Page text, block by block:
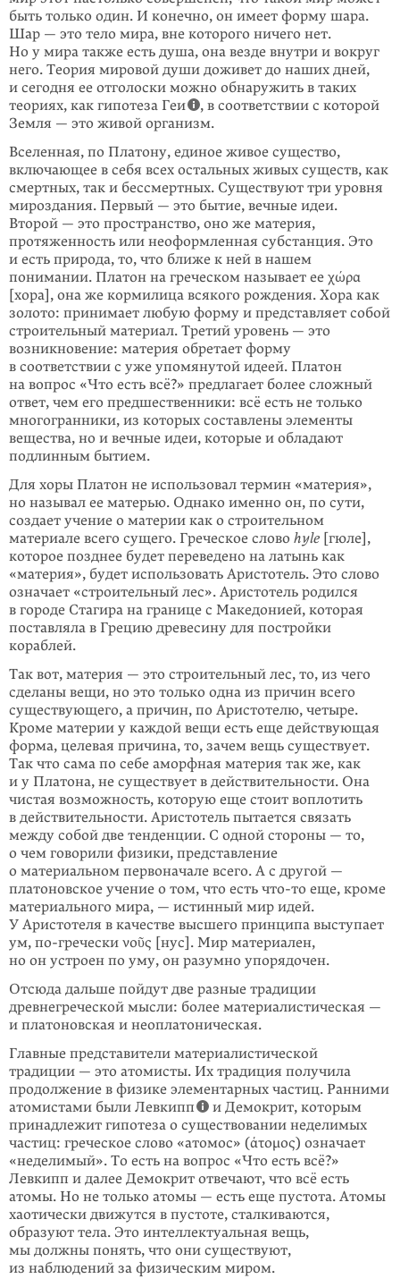
быть только один. И конечно, он имеет форму шара.
Шар — это тело мира, вне которого ничего нет.
Но у мира также есть душа, она везде внутри и вокруг
него. Теория мировой души доживет до наших дней,
и сегодня ее отголоски можно обнаружить в таких
теориях, как гипотеза Геи
, в соответствии с которой
Земля — это живой организм.
Вселенная, по Платону, единое живое существо,
включающее в себя всех остальных живых существ, как
смертных, так и бессмертных. Существуют три уровня
мироздания. Первый — это бытие, вечные идеи.
Второй — это пространство, оно же материя,
протяженность или неоформленная субстанция. Это
и есть природа, то, что ближе к ней в нашем
понимании. Платон на греческом называет ее χώρα
[хора], она же кормилица всякого рождения. Хора как
золото: принимает любую форму и представляет собой
строительный материал. Третий уровень — это
возникновение: материя обретает форму
в соответствии с уже упомянутой идеей. Платон
на вопрос «Что есть всё?» предлагает более сложный
ответ, чем его предшественники: всё есть не только
многогранники, из которых составлены элементы
вещества, но и вечные идеи, которые и обладают
подлинным бытием.
Для хоры Платон не использовал термин «материя»,
но называл ее матерью. Однако именно он, по сути,
создает учение о материи как о строительном
материале всего сущего. Греческое слово hyle [гюле],
которое позднее будет переведено на латынь как
«материя», будет использовать Аристотель. Это слово
означает «строительный лес». Аристотель родился
в городе Стагира на границе с Македонией, которая
поставляла в Грецию древесину для постройки
кораблей.
Так вот, материя — это строительный лес, то, из чего
сделаны вещи, но это только одна из причин всего
существующего, а причин, по Аристотелю, четыре.
Кроме материи у каждой вещи есть еще действующая
форма, целевая причина, то, зачем вещь существует.
Так что сама по себе аморфная материя так же, как
и у Платона, не существует в действительности. Она
чистая возможность, которую еще стоит воплотить
в действительности. Аристотель пытается связать
между собой две тенденции. С одной стороны — то,
о чем говорили физики, представление
о материальном первоначале всего. А с другой —
платоновское учение о том, что есть что-то еще, кроме
материального мира, — истинный мир идей.
У Аристотеля в качестве высшего принципа выступает
ум, по-гречески νοῦς [нус]. Мир материален,
но он устроен по уму, он разумно упорядочен.
Отсюда дальше пойдут две разные традиции
древнегреческой мысли: более материалистическая —
и платоновская и неоплатоническая.
Главные представители материалистической
традиции — это атомисты. Их традиция получила
продолжение в физике элементарных частиц. Ранними
атомистами были Левкипп
и Демокрит, которым
принадлежит гипотеза о существовании неделимых
частиц: греческое слово «атомос» (ἀτομος) означает
«неделимый». То есть на вопрос «Что есть всё?»
Левкипп и далее Демокрит отвечают, что всё есть
атомы. Но не только атомы — есть еще пустота. Атомы
хаотически движутся в пустоте, сталкиваются,
образуют тела. Это интеллектуальная вещь,
мы должны понять, что они существуют,
из наблюдений за физическим миром.